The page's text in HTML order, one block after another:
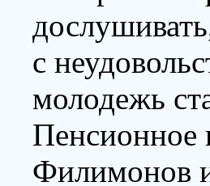
с
молодежь
Филимонов